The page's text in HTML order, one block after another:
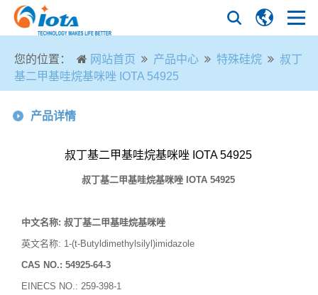
您的位置： 网站首页 产品中心 特殊硅烷
叔丁
基二甲基哇烷基咪唑 IOTA 54925
产品详情
叔丁基二甲基哇烷基咪唑 IOTA 54925
叔丁基二甲基哇烷基咪唑 IOTA 54925
中文名称: 叔丁基二甲基哇烷基咪唑
英文名称: 1-(t-Butyldimethylsilyl)imidazole
CAS NO.: 54925-64-3
EINECS NO.: 259-398-1